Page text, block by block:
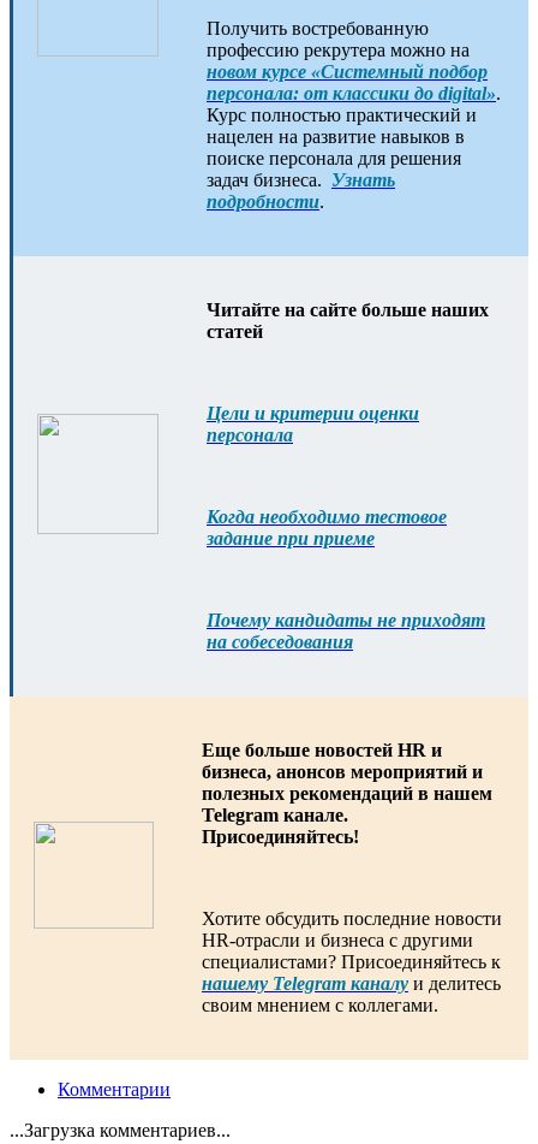
Получить востребованную
профессию рекрутера можно на
новом курсе «Системный подбор
персонала: от классики до digital».
Курс полностью практический и
нацелен на развитие навыков в
поиске персонала для решения
задач бизнеса. Узнать
подробности.
Читайте на сайте больше наших
статей
Цели и критерии оценки
персонала
Когда необходимо тестовое
задание при приеме
Почему кандидаты не приходят
на собеседования
Еще больше новостей HR и
бизнеса, анонсов мероприятий и
полезных рекомендаций в нашем
Telegram канале.
Присоединяйтесь!
Хотите обсудить последние новости
HR-отрасли и бизнеса с другими
специалистами? Присоединяйтесь к
нашему Telegram каналу и делитесь
своим мнением с коллегами.
Комментарии
...Загрузка комментариев...